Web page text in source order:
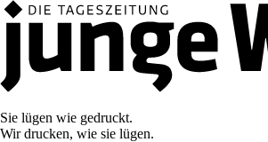
Sie lügen wie gedruckt.
Wir drucken, wie sie lügen.